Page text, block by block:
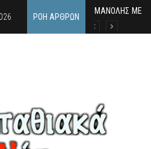
ΡΟΉ ΆΡΘΡΩΝ
MΑΝΟΛΗΣ
ΕΚΔΗΛΩΣΗ
Κάθε